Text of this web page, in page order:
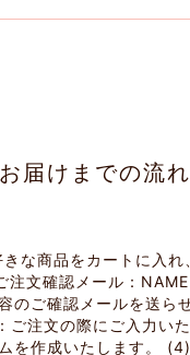
お届けまでの流れ